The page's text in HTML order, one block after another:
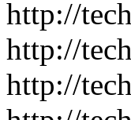
http://
http://
http://